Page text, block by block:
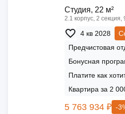
Cтудия, 22 м²
2.1 корпус, 2
4 кв 2028
Предчистовая
Бонусная
Платите как
Квартира за 2
5 763 934 ₽ -